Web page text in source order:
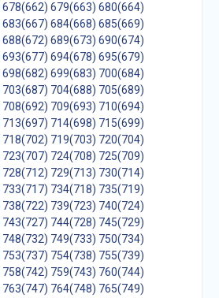
678(662) 679(663) 680(664)
683(667) 684(668) 685(669)
688(672) 689(673) 690(674)
693(677) 694(678) 695(679)
698(682) 699(683) 700(684)
703(687) 704(688) 705(689)
708(692) 709(693) 710(694)
713(697) 714(698) 715(699)
718(702) 719(703) 720(704)
723(707) 724(708) 725(709)
728(712) 729(713) 730(714)
733(717) 734(718) 735(719)
738(722) 739(723) 740(724)
743(727) 744(728) 745(729)
748(732) 749(733) 750(734)
753(737) 754(738) 755(739)
758(742) 759(743) 760(744)
763(747) 764(748) 765(749)